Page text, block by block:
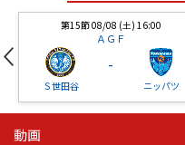
第15節 08/08 (土) 16:00
ＡＧＦ
Ｓ世田谷
-
ニッパツ
動画